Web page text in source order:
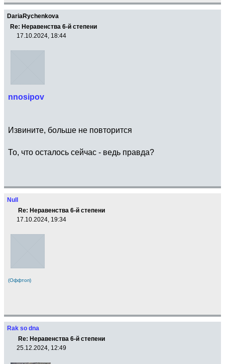
DariaRychenkova
Re: Неравенства 6-й степени
17.10.2024, 18:44
nnosipov
Извините, больше не повторится
То, что осталось сейчас - ведь правда?
Null
Re: Неравенства 6-й степени
17.10.2024, 19:34
(Оффтоп)
Rak so dna
Re: Неравенства 6-й степени
25.12.2024, 12:49